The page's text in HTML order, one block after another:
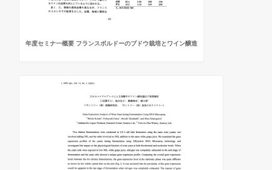
年度セミナ一概要 フランスボルドーのブドウ栽培とワイン醸造